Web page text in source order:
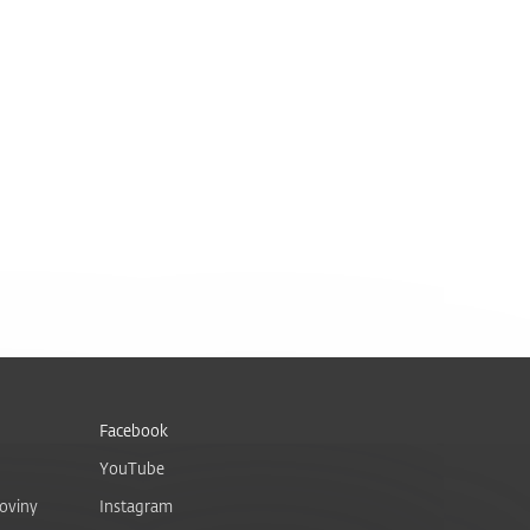
Facebook
YouTube
Instagram